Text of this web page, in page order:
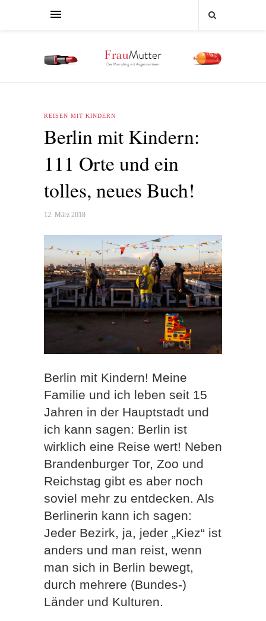
REISEN MIT KINDERN
Berlin mit Kindern:
111 Orte und ein
tolles, neues Buch!
12. März 2018
Berlin mit Kindern! Meine
Familie und ich leben seit 15
Jahren in der Hauptstadt und
ich kann sagen: Berlin ist
wirklich eine Reise wert! Neben
Brandenburger Tor, Zoo und
Reichstag gibt es aber noch
soviel mehr zu entdecken. Als
Berlinerin kann ich sagen:
Jeder Bezirk, ja, jeder „Kiez“ ist
anders und man reist, wenn
man sich in Berlin bewegt,
durch mehrere (Bundes-)
Länder und Kulturen.